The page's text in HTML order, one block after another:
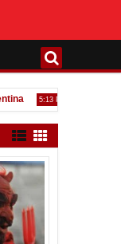
5:13 PM Goleada